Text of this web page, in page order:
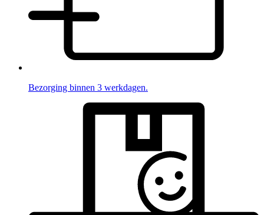
Bezorging binnen 3 werkdagen.